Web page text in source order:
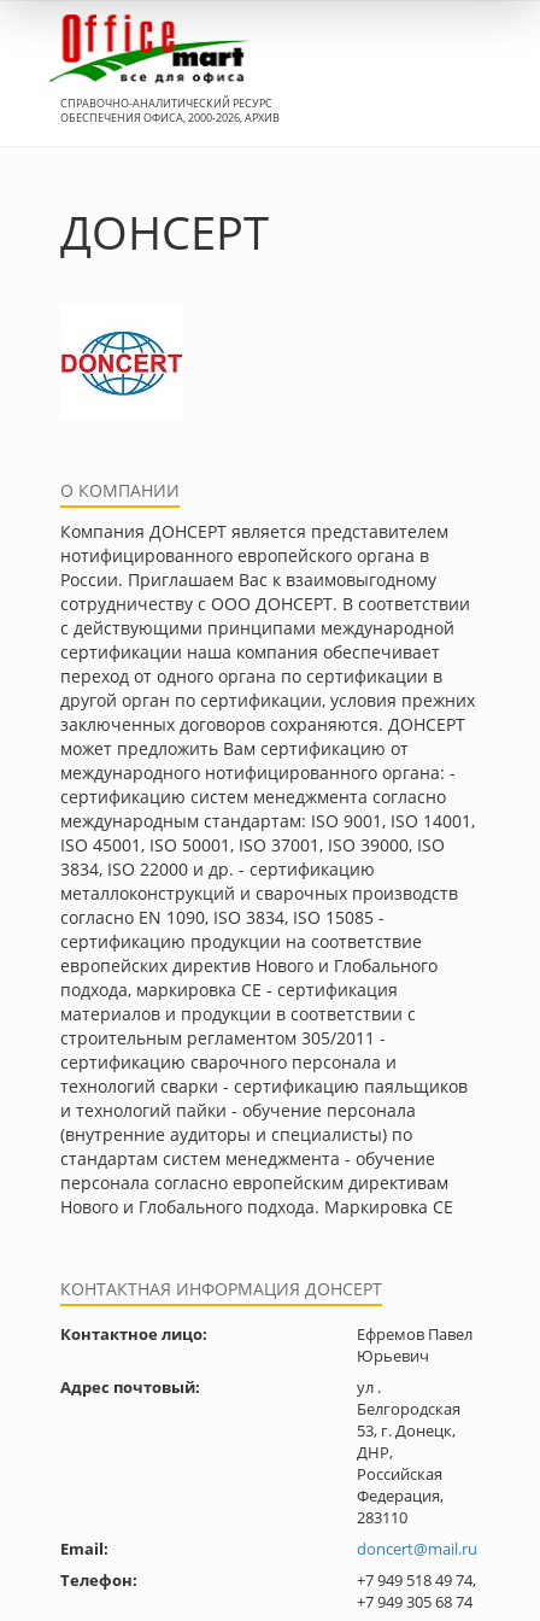
СПРАВОЧНО-АНАЛИТИЧЕСКИЙ РЕСУРС
ОБЕСПЕЧЕНИЯ ОФИСА, 2000-2026, АРХИВ
ДОНСЕРТ
О КОМПАНИИ
Компания ДОНСЕРТ является представителем
нотифицированного европейского органа в
России. Приглашаем Вас к взаимовыгодному
сотрудничеству с ООО ДОНСЕРТ. В соответствии
с действующими принципами международной
сертификации наша компания обеспечивает
переход от одного органа по сертификации в
другой орган по сертификации, условия прежних
заключенных договоров сохраняются. ДОНСЕРТ
может предложить Вам сертификацию от
международного нотифицированного органа: -
сертификацию систем менеджмента согласно
международным стандартам: ISO 9001, ISO 14001,
ISO 45001, ISO 50001, ISO 37001, ISO 39000, ISO
3834, ISO 22000 и др. - сертификацию
металлоконструкций и сварочных производств
согласно EN 1090, ISO 3834, ISO 15085 -
сертификацию продукции на соответствие
европейских директив Нового и Глобального
подхода, маркировка СЕ - сертификация
материалов и продукции в соответствии с
строительным регламентом 305/2011 -
сертификацию сварочного персонала и
технологий сварки - сертификацию паяльщиков
и технологий пайки - обучение персонала
(внутренние аудиторы и специалисты) по
стандартам систем менеджмента - обучение
персонала согласно европейским директивам
Нового и Глобального подхода. Маркировка СЕ
КОНТАКТНАЯ ИНФОРМАЦИЯ ДОНСЕРТ
Контактное лицо:
Ефремов Павел
Юрьевич
Адрес почтовый:
ул .
Белгородская
53, г. Донецк,
ДНР,
Российская
Федерация,
283110
Email:
doncert@mail.ru
Телефон:
+7 949 518 49 74,
+7 949 305 68 74